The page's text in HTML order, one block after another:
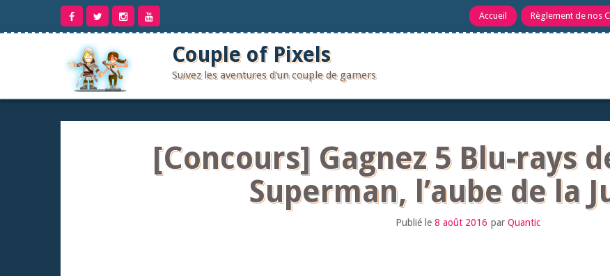
contenu
Accueil Règlement de nos
Couple of Pixels
Suivez les aventures d'un couple de gamers
[Concours] Gagnez 5 Blu-rays
Superman, l’aube de la
Publié le 8 août 2016 par Quantic